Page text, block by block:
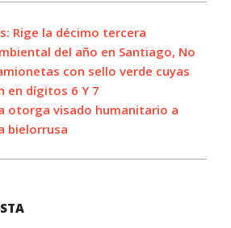
Rige la décimo tercera
del año en Santiago, No
con sello verde cuyas
en dígitos 6 Y 7
otorga visado humanitario a
bielorrusa